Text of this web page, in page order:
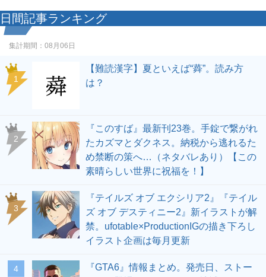
日間記事ランキング
集計期間： 08月06日
1
【難読漢字】夏といえば“蕣”。読み方
は？
2
『このすば』最新刊23巻。手錠で繋がれ
たカズマとダクネス。納税から逃れるた
め禁断の策へ…（ネタバレあり）【この
素晴らしい世界に祝福を！】
3
『テイルズ オブ エクシリア2』『テイル
ズ オブ デスティニー2』新イラストが解
禁。ufotable×ProductionIGの描き下ろし
イラスト企画は毎月更新
4
『GTA6』情報まとめ。発売日、ストー